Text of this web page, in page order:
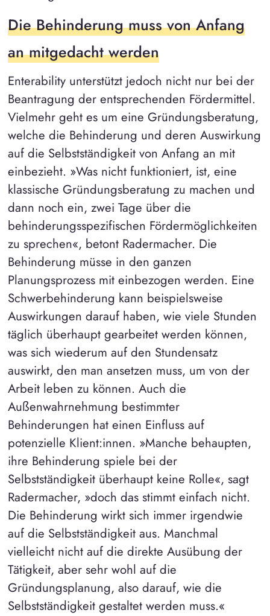
Die Behinderung muss von Anfang
an mitgedacht werden
Enterability unterstützt jedoch nicht nur bei der
Beantragung der entsprechenden Fördermittel.
Vielmehr geht es um eine Gründungsberatung,
welche die Behinderung und deren Auswirkung
auf die Selbstständigkeit von Anfang an mit
einbezieht. »Was nicht funktioniert, ist, eine
klassische Gründungsberatung zu machen und
dann noch ein, zwei Tage über die
behinderungsspezifischen Fördermöglichkeiten
zu sprechen«, betont Radermacher. Die
Behinderung müsse in den ganzen
Planungsprozess mit einbezogen werden. Eine
Schwerbehinderung kann beispielsweise
Auswirkungen darauf haben, wie viele Stunden
täglich überhaupt gearbeitet werden können,
was sich wiederum auf den Stundensatz
auswirkt, den man ansetzen muss, um von der
Arbeit leben zu können. Auch die
Außenwahrnehmung bestimmter
Behinderungen hat einen Einfluss auf
potenzielle Klient:innen. »Manche behaupten,
ihre Behinderung spiele bei der
Selbstständigkeit überhaupt keine Rolle«, sagt
Radermacher, »doch das stimmt einfach nicht.
Die Behinderung wirkt sich immer irgendwie
auf die Selbstständigkeit aus. Manchmal
vielleicht nicht auf die direkte Ausübung der
Tätigkeit, aber sehr wohl auf die
Gründungsplanung, also darauf, wie die
Selbstständigkeit gestaltet werden muss.«